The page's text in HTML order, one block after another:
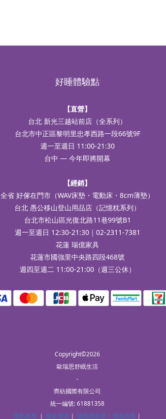
好睡體驗點
【直營】
台北 新光三越站前店（全系列）
台北市中正區黎明里忠孝西路一段66號9F
週一至週日 11:00-21:30
台中 — 今年即將開幕
【經銷】
全省 好傢在門市（WAV床墊・電動床・8cm薄墊）
台北 愚公移山登山用品店（記憶枕系列）
台北市松山區光復北路11巷99號B1
週一至週日 12:30-21:30｜02-2311-7381
花蓮 瑞億家具
花蓮市國強里中央路四段468號
週四至週二 11:00-21:00（週三公休）
Copyright©2026
歐瑞思舒眠生活
-
齊紡國際有限公司
統一編號: 61881358
隱私政策 ｜ 條款聲明 ｜ 退換貨政策｜ 運送政策 ｜